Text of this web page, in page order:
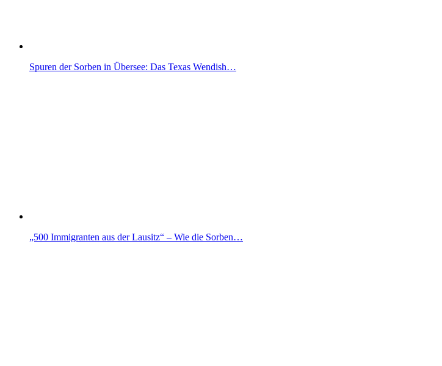
Spuren der Sorben in Übersee: Das Texas Wendish…
„500 Immigranten aus der Lausitz“ – Wie die Sorben…